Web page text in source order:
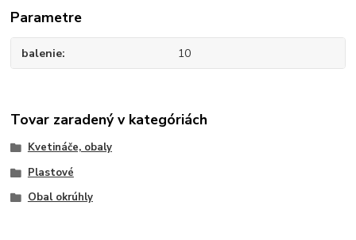
Parametre
balenie 10
Tovar zaradený v kategóriách
Kvetináče, obaly
Plastové
Obal okrúhly